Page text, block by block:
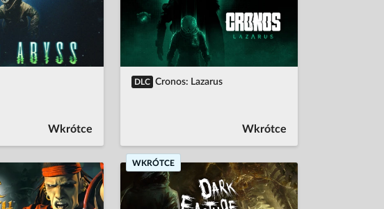
Wkrótce
DLC Cronos: Lazarus
Wkrótce
WKRÓTCE